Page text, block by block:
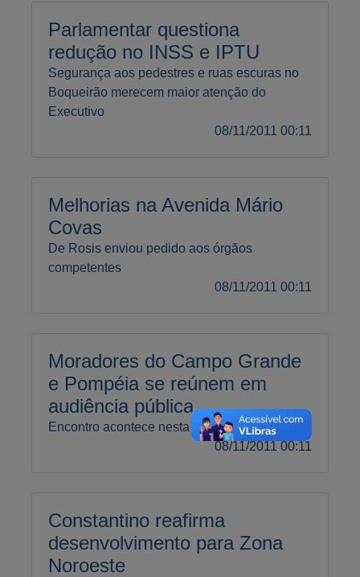
Parlamentar questiona
redução no INSS e IPTU
Segurança aos pedestres e ruas escuras no
Boqueirão merecem maior atenção do
Executivo
08/11/2011 00:11
Melhorias na Avenida Mário
Covas
De Rosis enviou pedido aos órgãos
competentes
08/11/2011 00:11
Moradores do Campo Grande
e Pompéia se reúnem em
audiência pública
Encontro acontece nesta terça-feira, às 19h
08/11/2011 00:11
Constantino reafirma
desenvolvimento para Zona
Noroeste